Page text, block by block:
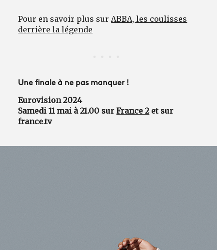
Pour en savoir plus sur ABBA, les coulisses
derrière la légende
Une finale à ne pas manquer !
Eurovision 2024
Samedi 11 mai à 21.00 surFrance 2et sur
france.tv